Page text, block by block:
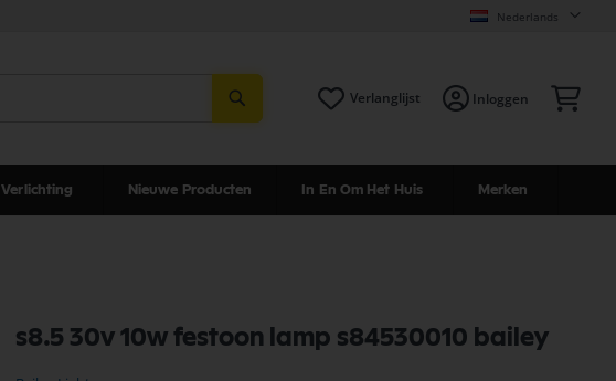
Nederlands
Verlanglijst Inloggen
Verlichting Nieuwe Producten In En Om Het Huis Merken
s8.5 30v 10w festoon lamp s84530010 bailey